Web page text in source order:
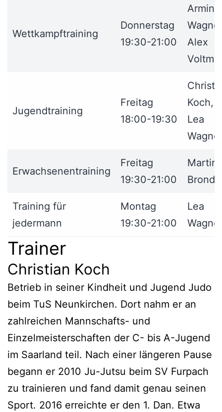
Wettkampftraining
Donnerstag
19:30-21:00
Armin
Alex
Jugendtraining
Freitag
18:00-19:30
Koch,
Lea
Erwachsenentraining
Freitag
19:30-21:00
Martin
Training für
jedermann
Montag
19:30-21:00
Lea
Trainer
Christian Koch
Betrieb in seiner Kindheit und Jugend Judo
beim TuS Neunkirchen. Dort nahm er an
zahlreichen Mannschafts- und
Einzelmeisterschaften der C- bis A-Jugend
im Saarland teil. Nach einer längeren Pause
begann er 2010 Ju-Jutsu beim SV Furpach
zu trainieren und fand damit genau seinen
Sport. 2016 erreichte er den 1. Dan. Etwa